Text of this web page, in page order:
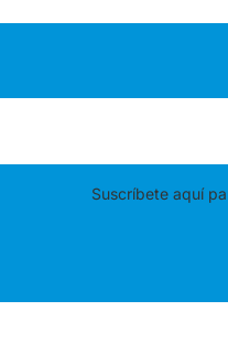
Suscríbete aquí